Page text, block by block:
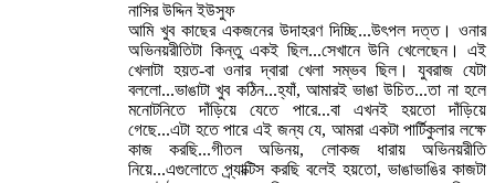
নাসির উদ্দিন ইউসুফ
আমি খুব কাছের একজনের উদাহরণ দিচ্ছি...উৎপল দত্ত। ওনার
অভিনয়রীতিটা কিন্তু একই ছিল...সেখানে উনি খেলেছেন। এই
খেলাটা হয়ত-বা ওনার দ্বারা খেলা সম্ভব ছিল। যুবরাজ যেটা
বললো...ভাঙাটা খুব কঠিন...হ্যাঁ, আমারই ভাঙা উচিত...তা না হলে
মনোটনিতে দাঁড়িয়ে যেতে পারে...বা এখনই হয়তো দাঁড়িয়ে
গেছে...এটা হতে পারে এই জন্য যে, আমরা একটা পার্টিকুলার লক্ষে
কাজ করছি...গীতল অভিনয়, লোকজ ধারায় অভিনয়রীতি
নিয়ে...এগুলোতে প্র্যাক্টিস করছি বলেই হয়তো, ভাঙাভাঙির কাজটা